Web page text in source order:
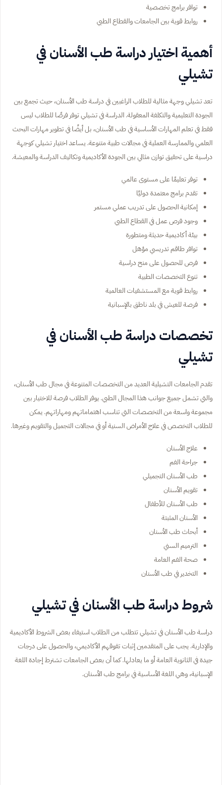
توافر برامج تخصصية
روابط قوية بين الجامعات والقطاع الطبي
أهمية اختيار دراسة طب الأسنان في
تشيلي
تعد تشيلي وجهة مثالية للطلاب الراغبين في دراسة طب الأسنان، حيث تجمع بين
الجودة التعليمية والتكلفة المعقولة. الدراسة في تشيلي توفر فرصًا للطلاب ليس
فقط في تعلم المهارات الأساسية في طب الأسنان، بل أيضًا في تطوير مهارات البحث
العلمي والممارسة العملية في مجالات طبية متنوعة. يساعد اختيار تشيلي كوجهة
دراسية على تحقيق توازن مثالي بين الجودة الأكاديمية وتكاليف الدراسة والمعيشة.
توفر تعليمًا على مستوى عالمي
تقدم برامج معتمدة دوليًا
إمكانية الحصول على تدريب عملي مستمر
وجود فرص عمل في القطاع الطبي
بيئة أكاديمية حديثة ومتطورة
توافر طاقم تدريسي مؤهل
فرص للحصول على منح دراسية
تنوع التخصصات الطبية
روابط قوية مع المستشفيات العالمية
فرصة للعيش في بلد ناطق بالإسبانية
تخصصات دراسة طب الأسنان في
تشيلي
تقدم الجامعات التشيلية العديد من التخصصات المتنوعة في مجال طب الأسنان،
والتي تشمل جميع جوانب هذا المجال الطبي. يوفر الطلاب فرصة للاختيار بين
مجموعة واسعة من التخصصات التي تناسب اهتماماتهم ومهاراتهم. يمكن
للطلاب التخصص في علاج الأمراض السنية أو في مجالات التجميل والتقويم وغيرها.
علاج الأسنان
جراحة الفم
طب الأسنان التجميلي
تقويم الأسنان
طب الأسنان للأطفال
الأسنان المثبتة
أبحاث طب الأسنان
الترميم السني
صحة الفم العامة
التخدير في طب الأسنان
شروط دراسة طب الأسنان في تشيلي
دراسة طب الأسنان في تشيلي تتطلب من الطلاب استيفاء بعض الشروط الأكاديمية
والإدارية. يجب على المتقدمين إثبات تفوقهم الأكاديمي، والحصول على درجات
جيدة في الثانوية العامة أو ما يعادلها. كما أن بعض الجامعات تشترط إجادة اللغة
الإسبانية، وهي اللغة الأساسية في برامج طب الأسنان.